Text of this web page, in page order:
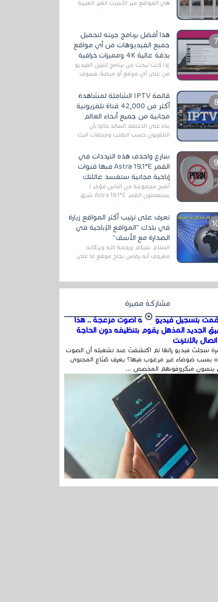
هي المواقع عبر الأنترنت الغير العربية
التي تقدم خدمة تحميل الأفلام على
هذا أفضل برنامج جربته لتحميل
جميع الفيديوهات من أي مواقع
بدقة عالية 4K ومميزات خرافية
إذا كنت تبحث عن برنامج لتنزيل الفيديو
من على أي موقع أو منصة، فسوف
الخاصة بالبرامج والتطبيقات في هذا
المج...
قائمة IPTV الشاملة لمشاهدة
أكثر من 42,000 قناة تلفزيونية
مجانية من جميع أنحاء العالم
بناءً على الاعتقاد السائد حاليًا بأن
التلفزيون حسب الطلب ومنصات البث
سارع واحذف هذه الترددات في
القمر Astra 19.1°E فبها قنوات
إباحية مجانية ستفسد عائلتك
أصبح مجموعة من الناس مؤخر ا
يستعملون القمر Astra 19.1°E شرق
قنوات مميزة جدا تنقل العديد من البرامج
اله...
تعرف على ترتيب أكثر المواقع زيارة
في بلدك "المواقع الإباحية في
الصدارة مع الأسف"
السلام عليكم ورحمة الله وبركاته
معروف أنه يقاس نجاح موقع ما على
في...
مشاركة مميزة
بتسجيل فيديو وفيه أصوت مزعجة .. هذا
الجديد المذهل يقوم بتنظيفه دون الحاجة
بالإنترنت
سجلتَ فيديو رائعًا ثم اكتشفتَ عند تشغيله أن الصوت
بسبب ضوضاء غير مرغوب فيها؟ يعرف صُنّاع المحتوى
ينسون ميكروفونهم المخصص ...